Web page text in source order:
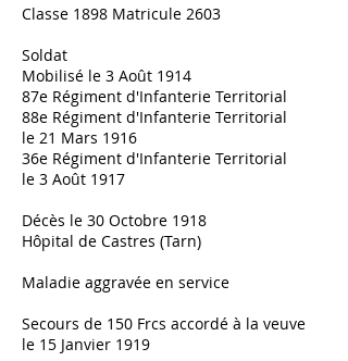
Classe 1898 Matricule 2603
Soldat
Mobilisé le 3 Août 1914
87e Régiment d'Infanterie Territorial
88e Régiment d'Infanterie Territorial
le 21 Mars 1916
36e Régiment d'Infanterie Territorial
le 3 Août 1917
Décès le 30 Octobre 1918
Hôpital de Castres (Tarn)
Maladie aggravée en service
Secours de 150 Frcs accordé à la veuve
le 15 Janvier 1919